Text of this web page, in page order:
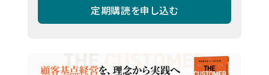
定期購読を申し込む